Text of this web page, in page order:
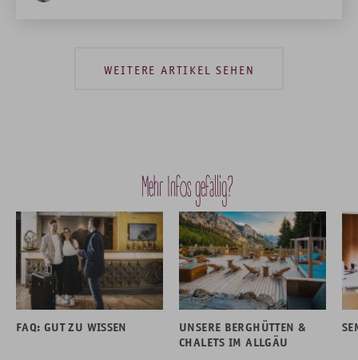
Hotel die begehrte TripAdvisor Travelers' Choice
WEITERE ARTIKEL SEHEN
Mehr Infos gefällig?
FAQ: GUT ZU WISSEN
UNSERE BERGHÜTTEN &
CHALETS IM ALLGÄU